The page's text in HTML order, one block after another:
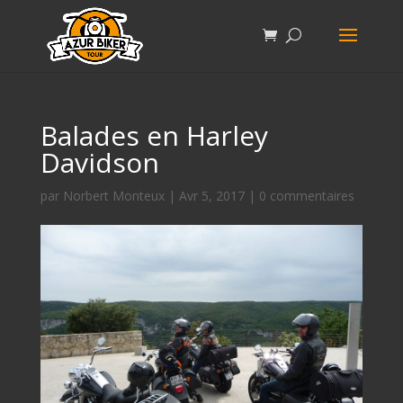
Balades en Harley
Davidson
par Norbert Monteux| Avr 5, 2017| 0 commentaires